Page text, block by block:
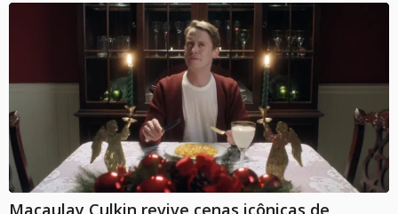
Macaulay Culkin revive cenas icônicas de